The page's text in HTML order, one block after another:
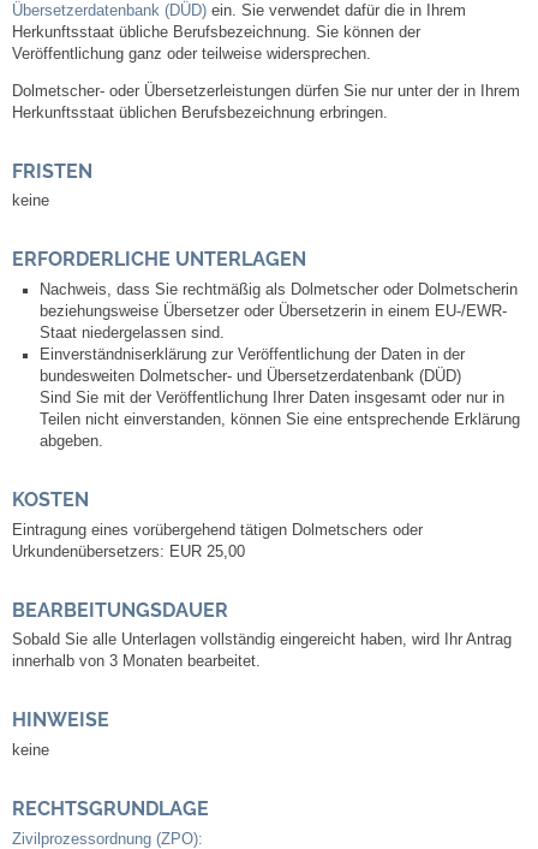
Gemeinderat
Sitzungsberichte
Gutachterausschuss
Leben
Bauen & Wohnen
NETZMonitor
Bodenrichtwerte
Bebauungspläne
Förderprogramm Balkonkraftwerk
Kommunale Wärmeplanung
Übersetzerdatenbank (DÜD) ein. Sie verwendet dafür die in Ihrem
Herkunftsstaat übliche Berufsbezeichnung. Sie können der
Veröffentlichung ganz oder teilweise widersprechen.
Dolmetscher- oder Übersetzerleistungen dürfen Sie nur unter der in Ihrem
Herkunftsstaat üblichen Berufsbezeichnung erbringen.
FRISTEN
keine
ERFORDERLICHE UNTERLAGEN
Nachweis, dass Sie rechtmäßig als Dolmetscher oder Dolmetscherin
beziehungsweise Übersetzer oder Übersetzerin in einem EU-/EWR-
Staat niedergelassen sind.
Einverständniserklärung zur Veröffentlichung der Daten in der
bundesweiten Dolmetscher- und Übersetzerdatenbank (DÜD)
Sind Sie mit der Veröffentlichung Ihrer Daten insgesamt oder nur in
Teilen nicht einverstanden, können Sie eine entsprechende Erklärung
abgeben.
KOSTEN
Eintragung eines vorübergehend tätigen Dolmetschers oder
Urkundenübersetzers: EUR 25,00
BEARBEITUNGSDAUER
Sobald Sie alle Unterlagen vollständig eingereicht haben, wird Ihr Antrag
innerhalb von 3 Monaten bearbeitet.
HINWEISE
keine
RECHTSGRUNDLAGE
Zivilprozessordnung (ZPO):